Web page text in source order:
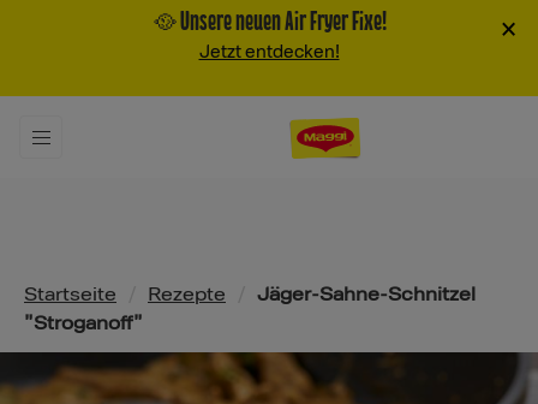
🥘 Unsere neuen Air Fryer Fixe!
Jetzt entdecken!
×
Pfadnavigation
Startseite Rezepte
Jäger-Sahne-Schnitzel
"Stroganoff"